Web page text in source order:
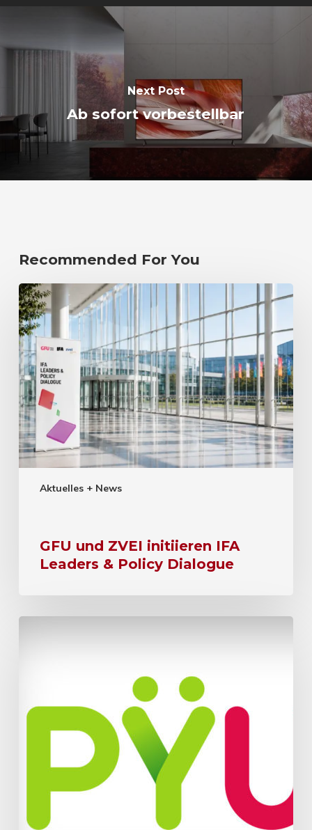
Next Post
Ab sofort vorbestellbar
Recommended For You
Aktuelles + News
GFU und ZVEI initiieren IFA
Leaders & Policy Dialogue